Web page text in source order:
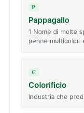
P
Pappagallo
1 Nome di molte
penne multicolori
C
Colorificio
Industria che